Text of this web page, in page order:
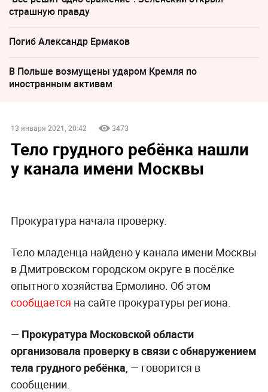
страшную правду
Погиб Александр Ермаков
В Польше возмущены ударом Кремля по
иностранным активам
13 января 2021, 20:42 3473
Тело грудного ребёнка нашли
у канала имени Москвы
Прокуратура начала проверку.
Тело младенца найдено у канала имени Москвы
в Дмитровском городском округе в посёлке
опытного хозяйства Ермолино. Об этом
сообщается на сайте прокуратуры региона.
— Прокуратура Московской области
организовала проверку в связи с обнаружением
тела грудного ребёнка, — говорится в
сообщении.